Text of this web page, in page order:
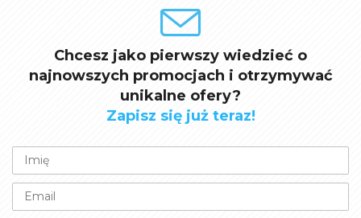
Chcesz jako pierwszy wiedzieć o
najnowszych promocjach i otrzymywać
unikalne ofery?
Zapisz się już teraz!